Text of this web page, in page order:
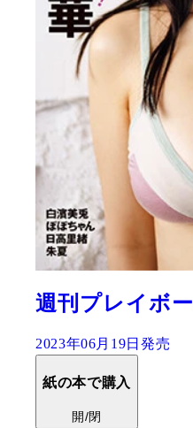
週刊プレイボ
2023年06月19日発売
紙の本で購入
開/閉